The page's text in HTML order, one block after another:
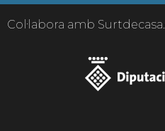
Col·labora amb